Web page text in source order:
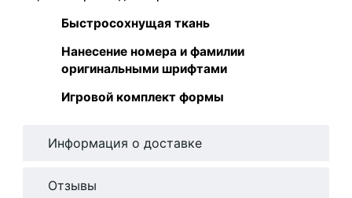
Быстросохнущая ткань
Нанесение номера и фамилии
оригинальными шрифтами
Игровой комплект формы
Информация о доставке
Отзывы